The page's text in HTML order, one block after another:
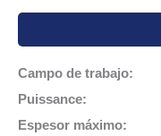
Campo de trabajo:
Puissance:
Espesor máximo: